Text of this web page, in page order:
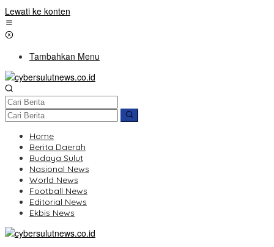
Lewati ke konten
Tambahkan Menu
Home
Berita Daerah
Budaya Sulut
Nasional News
World News
Football News
Editorial News
Ekbis News